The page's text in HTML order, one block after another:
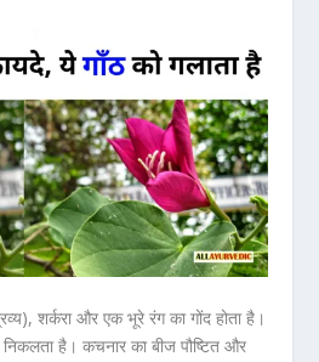
शर्करा और एक भूरे रंग का गोंद होता है।
है। कचनार का बीज पौष्टित और